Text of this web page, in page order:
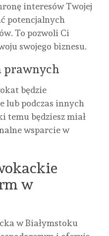
interesów Twojej
potencjalnych
To pozwoli Ci
swojego biznesu.
prawnych
będzie
lub podczas innych
temu będziesz miał
wsparcie w
w
w Białymstoku